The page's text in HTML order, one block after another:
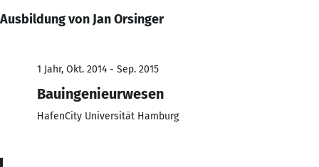
Ausbildung von Jan Orsinger
1 Jahr, Okt. 2014 - Sep. 2015
Bauingenieurwesen
HafenCity Universität Hamburg